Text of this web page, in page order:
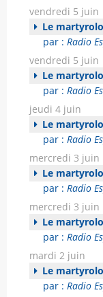
vendredi 5 juin
Le
par : Radio
vendredi 5 juin
Le
par : Radio
jeudi 4 juin
Le
par : Radio
mercredi 3 juin
Le
par : Radio
mercredi 3 juin
Le
par : Radio
mardi 2 juin
Le
par : Radio